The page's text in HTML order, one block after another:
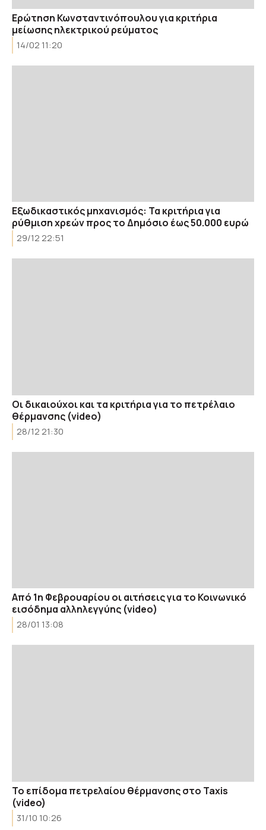
Ερώτηση Κωνσταντινόπουλου για κριτήρια
μείωσης ηλεκτρικού ρεύματος
14/02 11:20
Εξωδικαστικός μηχανισμός: Τα κριτήρια για
ρύθμιση χρεών προς το Δημόσιο έως 50.000 ευρώ
29/12 22:51
Οι δικαιούχοι και τα κριτήρια για το πετρέλαιο
θέρμανσης (video)
28/12 21:30
Από 1η Φεβρουαρίου οι αιτήσεις για το Κοινωνικό
εισόδημα αλληλεγγύης (video)
28/01 13:08
Το επίδομα πετρελαίου θέρμανσης στο Taxis
(video)
31/10 10:26